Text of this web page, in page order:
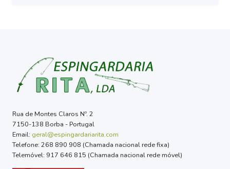
Rua de Montes Claros Nº. 2
7150-138 Borba - Portugal
Email: geral@espingardariarita.com
Telefone: 268 890 908 (Chamada nacional rede fixa)
Telemóvel: 917 646 815 (Chamada nacional rede móvel)